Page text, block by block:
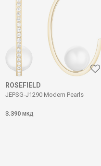
ROSEFIELD
JEPSG-J1290 Modern Pearls
3.390 МКД